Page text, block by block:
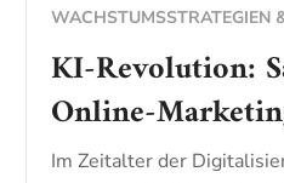
WACHSTUMSSTRATEGIEN
KI-Revolution:
Online-
Im Zeitalter der